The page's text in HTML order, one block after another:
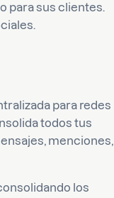
para sus clientes.
para redes
todos tus
menciones,
los